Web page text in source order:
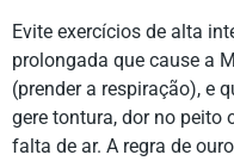
Evite exercícios de alta
prolongada que cause a
(prender a respiração), e
gere tontura, dor no peito
falta de ar. A regra de